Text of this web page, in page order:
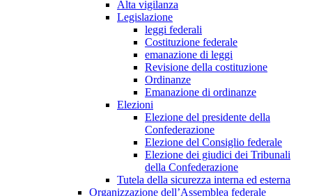
Alta vigilanza
Legislazione
leggi federali
Costituzione federale
emanazione di leggi
Revisione della costituzione
Ordinanze
Emanazione di ordinanze
Elezioni
Elezione del presidente della
Confederazione
Elezione del Consiglio federale
Elezione dei giudici dei Tribunali
della Confederazione
Tutela della sicurezza interna ed esterna
Organizzazione dell’Assemblea federale